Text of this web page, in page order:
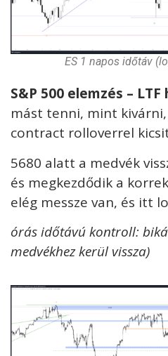
ES 1 napos időtáv
S&P 500 elemzés –
mást tenni, mint
contract rolloverrel
5680 alatt a medvék
és megkezdődik a
elég messze van, és itt
órás időtávú kontroll:
medvékhez kerül vissza)